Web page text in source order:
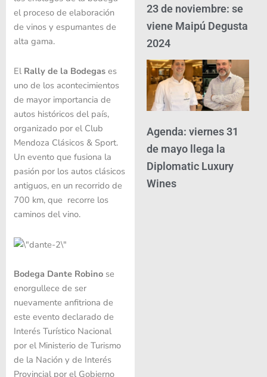
el proceso de elaboración
de vinos y espumantes de
alta gama.
El Rally de la Bodegases
uno de los acontecimientos
de mayor importancia de
autos históricos del país,
organizado por el Club
Mendoza Clásicos & Sport.
Un evento que fusiona la
pasión por los autos clásicos
antiguos, en un recorrido de
700 km, que recorre los
caminos del vino.
Bodega Dante Robinose
enorgullece de ser
nuevamente anfitriona de
este evento declarado de
Interés Turístico Nacional
por el Ministerio de Turismo
de la Nación y de Interés
Provincial por el Gobierno
23 de noviembre: se
viene Maipú Degusta
2024
Agenda: viernes 31
de mayo llega la
Diplomatic Luxury
Wines